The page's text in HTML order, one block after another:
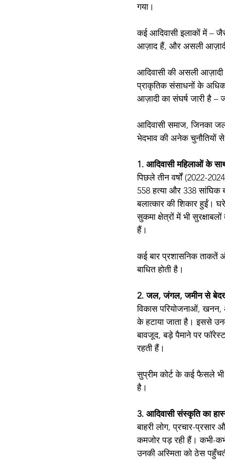
गया।
कई आदिवासी इलाकों में –
आज़ाद हैं, और असली
आदिवासी की असली
प्राकृतिक संसाधनों के
आज़ादी का संघर्ष जारी है
आदिवासी समाज, जिनका
भेदभाव की अनेक चुनौतियों
1. आदिवासी महिलाओं के
पिछले तीन वर्षों (2022-
558 हत्या और 338
बलात्कार की शिकार हुईं।
सुकमा क्षेत्रों में भी
हैं।
कई बार प्रशासनिक ताकतें
बाधित होती है।
2. जल, जंगल, जमीन से
विकास परियोजनाओं, खनन,
के हटाया जाता है। इससे
बावजूद, बड़े पैमाने पर
रहती हैं।
सुप्रीम कोर्ट के कई फैसले भी
है।
3. आदिवासी संस्कृति का
बाहरी लोग, प्रचार-प्रसार
कमजोर पड़ रही हैं। कभी-
उनकी अस्मिता को ठेस